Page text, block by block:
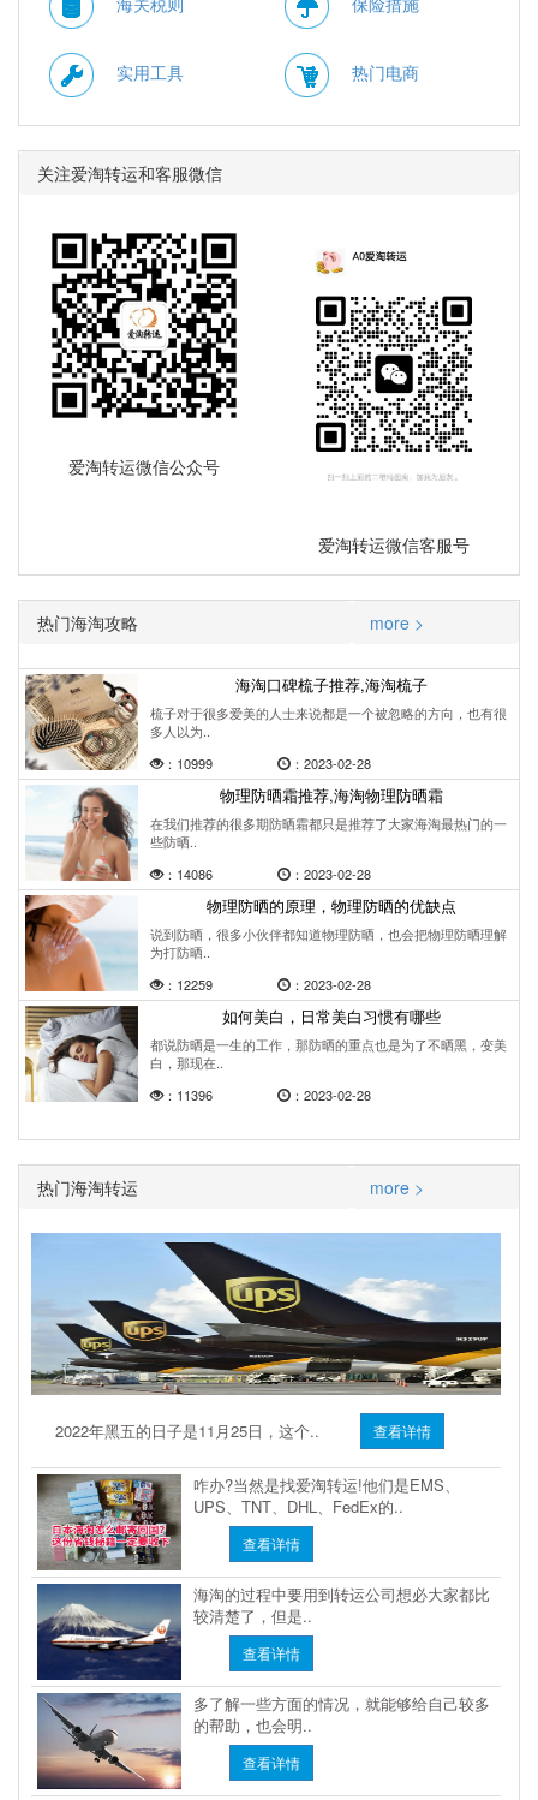
实用工具 热门电商
关注爱淘转运和客服微信
爱淘转运微信公众号
爱淘转运微信客服号
热门海淘攻略 more >
海淘口碑梳子推荐,海淘梳子
梳子对于很多爱美的人士来说都是一个被忽略的方向，也有很
多人以为..
：10999
：2023-02-28
物理防晒霜推荐,海淘物理防晒霜
在我们推荐的很多期防晒霜都只是推荐了大家海淘最热门的一
些防晒..
：14086
：2023-02-28
物理防晒的原理，物理防晒的优缺点
说到防晒，很多小伙伴都知道物理防晒，也会把物理防晒理解
为打防晒..
：12259
：2023-02-28
如何美白，日常美白习惯有哪些
都说防晒是一生的工作，那防晒的重点也是为了不晒黑，变美
白，那现在..
：11396
：2023-02-28
热门海淘转运 more >
2022年黑五的日子是11月25日，这个.. 查看详情
咋办?当然是找爱淘转运!他们是EMS、
UPS、TNT、DHL、FedEx的..
查看详情
海淘的过程中要用到转运公司想必大家都比
较清楚了，但是..
查看详情
多了解一些方面的情况，就能够给自己较多
的帮助，也会明..
查看详情